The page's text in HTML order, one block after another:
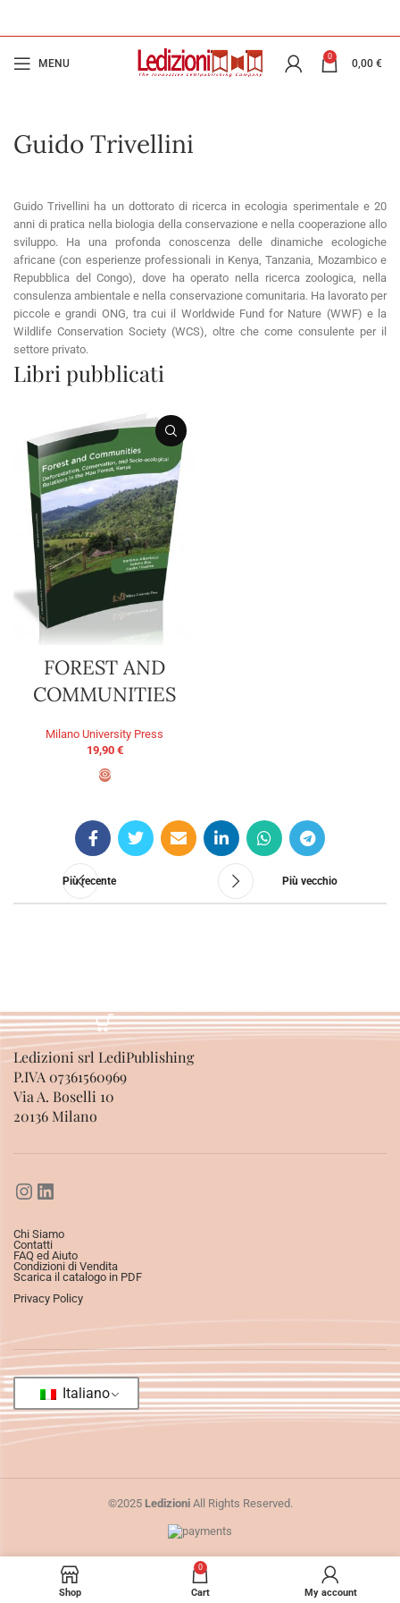
MENU
0
0,00 €
Guido Trivellini
Guido Trivellini ha un dottorato di ricerca in ecologia sperimentale e 20
anni di pratica nella biologia della conservazione e nella cooperazione allo
sviluppo. Ha una profonda conoscenza delle dinamiche ecologiche
africane (con esperienze professionali in Kenya, Tanzania, Mozambico e
Repubblica del Congo), dove ha operato nella ricerca zoologica, nella
consulenza ambientale e nella conservazione comunitaria. Ha lavorato per
piccole e grandi ONG, tra cui il Worldwide Fund for Nature (WWF) e la
Wildlife Conservation Society (WCS), oltre che come consulente per il
settore privato.
Libri pubblicati
FOREST AND
COMMUNITIES
Milano University Press
19,90 €
Più recente Più vecchio
Ledizioni srl LediPublishing
P.IVA 07361560969
Via A. Boselli 10
20136 Milano
Chi Siamo
Contatti
FAQ ed Aiuto
Condizioni di Vendita
Scarica il catalogo in PDF
Privacy Policy
Italiano
©2025 LedizioniAll Rights Reserved.
Shop
0
Cart My account